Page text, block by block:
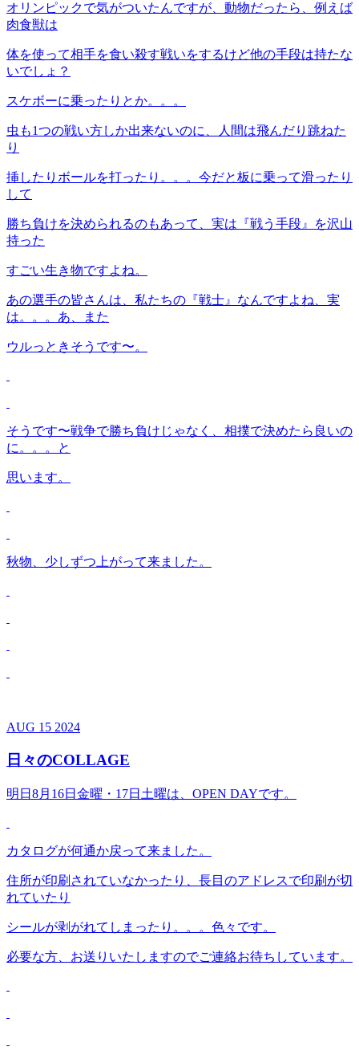
オリンピックで気がついたんですが、動物だったら、例えば
肉食獣は
体を使って相手を食い殺す戦いをするけど他の手段は持たな
いでしょ？
スケボーに乗ったりとか。。。
虫も1つの戦い方しか出来ないのに、人間は飛んだり跳ねた
り
挿したりボールを打ったり。。。今だと板に乗って滑ったり
して
勝ち負けを決められるのもあって、実は『戦う手段』を沢山
持った
すごい生き物ですよね。
あの選手の皆さんは、私たちの『戦士』なんですよね、実
は。。。あ、また
ウルっときそうです〜。
そうです〜戦争で勝ち負けじゃなく、相撲で決めたら良いの
に。。。と
思います。
秋物、少しずつ上がって来ました。
AUG 15 2024
日々のCOLLAGE
明日8月16日金曜・17日土曜は、OPEN DAYです。
カタログが何通か戻って来ました。
住所が印刷されていなかったり、長目のアドレスで印刷が切
れていたり
シールが剥がれてしまったり。。。色々です。
必要な方、お送りいたしますのでご連絡お待ちしています。